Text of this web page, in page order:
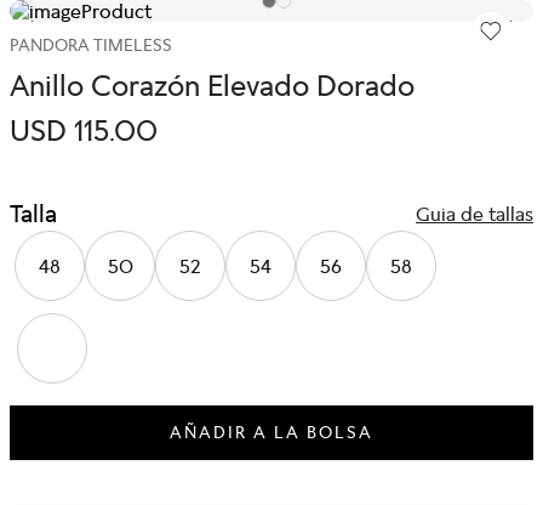
PANDORA TIMELESS
Anillo Corazón Elevado Dorado
USD 115.00
Talla Guia de tallas
48 50 52 54 56 58
AÑADIR A LA BOLSA